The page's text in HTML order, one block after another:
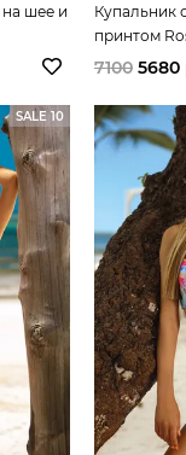
на шее и
Купальник
принтом
7100 5680
SALE 10